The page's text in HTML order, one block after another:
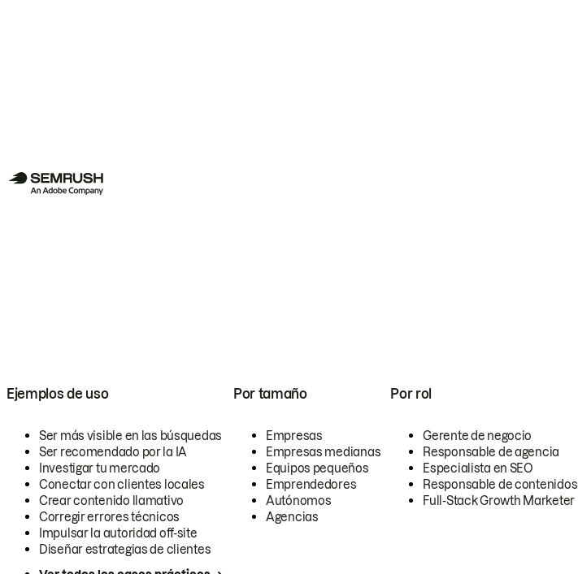
Ejemplos de uso
Ser más visible en las búsquedas
Ser recomendado por la IA
Investigar tu mercado
Conectar con clientes locales
Crear contenido llamativo
Corregir errores técnicos
Impulsar la autoridad off-site
Diseñar estrategias de clientes
Por tamaño
Empresas
Empresas medianas
Equipos pequeños
Emprendedores
Autónomos
Agencias
Por rol
Gerente de negocio
Responsable de agencia
Especialista en SEO
Responsable de contenidos
Full-Stack Growth Marketer